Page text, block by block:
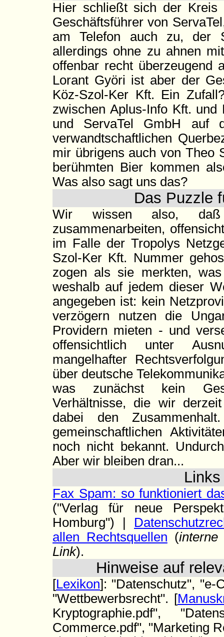
Hier schließt sich der Kreis
Geschäftsführer von
am Telefon auch zu, der
allerdings ohne zu ahnen
offenbar recht überzeugend
Lorant Györi ist aber der
Köz-Szol-Ker Kft. Ein
zwischen Aplus-Info Kft.
und ServaTel GmbH auf
verwandtschaftlichen
mir übrigens auch von Theo
berühmten Bier kommen
Was also sagt uns das?
Das Puzzle
Wir wissen also, daß
zusammenarbeiten,
im Falle der Tropolys
Szol-Ker Kft. Nummer
zogen als sie merkten,
weshalb auf jedem dieser
angegeben ist: kein
verzögern nutzen die
Providern mieten - und
offensichtlich unter
mangelhafter
über deutsche
was zunächst kein
Verhältnisse, die wir
dabei den
gemeinschaftlichen
noch nicht bekannt.
Aber wir bleiben dran...
Fax Spam: so funktioniert
("Verlag für neue
Homburg") |
allen Rechtsquellen (interne
Link).
Hinweise auf
[Lexikon]: "Datenschutz", "e-
"Wettbewerbsrecht". [
Kryptographie.pdf",
Commerce.pdf", "Marketing